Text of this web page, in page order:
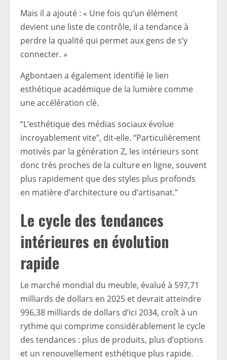
Mais il a ajouté : « Une fois qu’un élément
devient une liste de contrôle, il a tendance à
perdre la qualité qui permet aux gens de s’y
connecter. »
Agbontaen a également identifié le lien
esthétique académique de la lumière comme
une accélération clé.
“L’esthétique des médias sociaux évolue
incroyablement vite”, dit-elle. “Particulièrement
motivés par la génération Z, les intérieurs sont
donc très proches de la culture en ligne, souvent
plus rapidement que des styles plus profonds
en matière d’architecture ou d’artisanat.”
Le cycle des tendances
intérieures en évolution
rapide
Le marché mondial du meuble, évalué à 597,71
milliards de dollars en 2025 et devrait atteindre
996,38 milliards de dollars d’ici 2034, croît à un
rythme qui comprime considérablement le cycle
des tendances : plus de produits, plus d’options
et un renouvellement esthétique plus rapide.